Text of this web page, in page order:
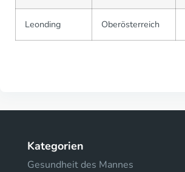
Leonding Oberösterreich
Kategorien
Gesundheit des Mannes